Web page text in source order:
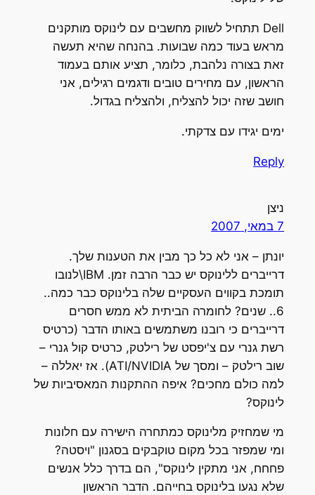
Dell תתחיל לשווק מחשבים עם לינוקס מותקנים
מראש בעוד כמה שבועות. בהנחה שהיא תעשה
זאת בצורה נלהבת, כלומר, תציע אותם בעמוד
הראשון, עם מחירים טובים ודגמים רגילים, אני
חושב שזה יכול להצליח, ולהצליח בגדול.
ימים יגידו עם צדקתי.
Reply
ניצן
יונתן – אני לא כל כך מבין את הטענות שלך.
דרייברים ללינוקס יש כבר הרבה זמן. IBM\לנובו
תומכת בקווים העסקיים שלה בלינוקס כבר כמה..
6.. שנים? לחומרה הביתית לא ממש חסרים
דרייברים כי רובנו משתמשים באותו הדבר (כרטיס
רשת גנרי עם צ'יפסט של רילטק, כרטיס קול גנרי –
שוב רילטק – ומסך של ATI/NVIDIA). אז יאללה –
למה כולם מחכים? איפה ההתקנות המאסיביות של
לינוקס?
מי שמחזיק מלינוקס כמתחרה הישירה עם חלונות
ומי שמפזר בכל מקום טוקבקים בסגנון "ויסטה?
פחחח, אני מתקין לינוקס", הם בדרך כלל אנשים
שלא נגעו בלינוקס בחייהם. הדבר הראשון